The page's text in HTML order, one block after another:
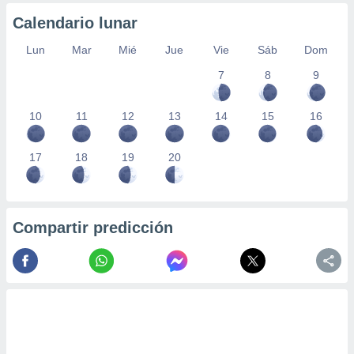
Calendario lunar
Lun Mar Mié Jue Vie Sáb
Dom
7
8 9
10 11 12 13 14 15 16
17 18 19 20
Compartir predicción